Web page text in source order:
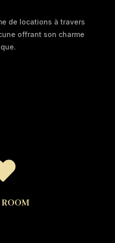
de locations à travers
offrant son charme